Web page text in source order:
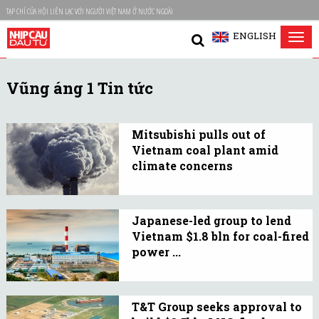
TẠP CHÍ CỦA HỘI LIÊN LẠC VỚI NGƯỜI VIỆT NAM Ở NƯỚC NGOÀI
ENGLISH
Vũng áng 1 Tin tức
Mitsubishi pulls out of
Vietnam coal plant amid
climate concerns
Thursday to withdraw
from the Vinh Tan 3 coal-
fired power plant project
in Vietnam amid
growing international
Japanese-led group to lend
Vietnam $1.8 bln for coal-fired
power ...
Cooperation will provide
T&T Group seeks approval to